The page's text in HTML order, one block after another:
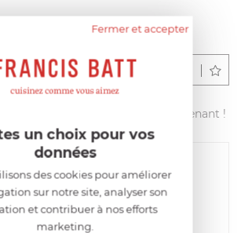
Déposer un avis
produit sur francisbatt.com ?
avec les autres clients dès maintenant !
5
qualité. Mais trop cher !
Fermer et accepter
un choix pour vos
données
des cookies pour améliorer
sur notre site, analyser son
et contribuer à nos efforts
marketing.